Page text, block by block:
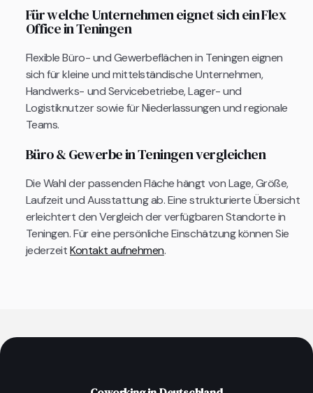
Für welche Unternehmen eignet sich ein Flex
Office in Teningen
Flexible Büro- und Gewerbeflächen in Teningen eignen
sich für kleine und mittelständische Unternehmen,
Handwerks- und Servicebetriebe, Lager- und
Logistiknutzer sowie für Niederlassungen und regionale
Teams.
Büro & Gewerbe in Teningen vergleichen
Die Wahl der passenden Fläche hängt von Lage, Größe,
Laufzeit und Ausstattung ab. Eine strukturierte Übersicht
erleichtert den Vergleich der verfügbaren Standorte in
Teningen. Für eine persönliche Einschätzung können Sie
jederzeitKontakt aufnehmen.